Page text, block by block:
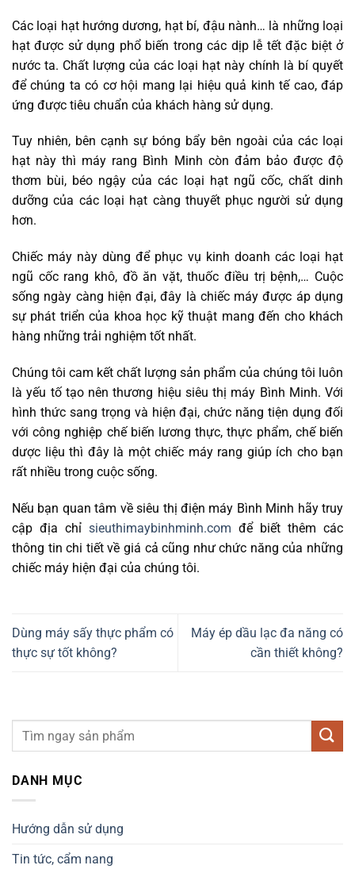
Các loại hạt hướng dương, hạt bí, đậu nành… là những loại
hạt được sử dụng phổ biến trong các dịp lễ tết đặc biệt ở
nước ta. Chất lượng của các loại hạt này chính là bí quyết
để chúng ta có cơ hội mang lại hiệu quả kinh tế cao, đáp
ứng được tiêu chuẩn của khách hàng sử dụng.
Tuy nhiên, bên cạnh sự bóng bẩy bên ngoài của các loại
hạt này thì máy rang Bình Minh còn đảm bảo được độ
thơm bùi, béo ngậy của các loại hạt ngũ cốc, chất dinh
dưỡng của các loại hạt càng thuyết phục người sử dụng
hơn.
Chiếc máy này dùng để phục vụ kinh doanh các loại hạt
ngũ cốc rang khô, đồ ăn vặt, thuốc điều trị bệnh,… Cuộc
sống ngày càng hiện đại, đây là chiếc máy được áp dụng
sự phát triển của khoa học kỹ thuật mang đến cho khách
hàng những trải nghiệm tốt nhất.
Chúng tôi cam kết chất lượng sản phẩm của chúng tôi luôn
là yếu tố tạo nên thương hiệu siêu thị máy Bình Minh. Với
hình thức sang trọng và hiện đại, chức năng tiện dụng đối
với công nghiệp chế biến lương thực, thực phẩm, chế biến
dược liệu thì đây là một chiếc máy rang giúp ích cho bạn
rất nhiều trong cuộc sống.
Nếu bạn quan tâm về siêu thị điện máy Bình Minh hãy truy
cập địa chỉ sieuthimaybinhminh.com để biết thêm các
thông tin chi tiết về giá cả cũng như chức năng của những
chiếc máy hiện đại của chúng tôi.
Dùng máy sấy thực phẩm có
thực sự tốt không?
Máy ép dầu lạc đa năng có
cần thiết không?
DANH MỤC
Hướng dẫn sử dụng
Tin tức, cẩm nang